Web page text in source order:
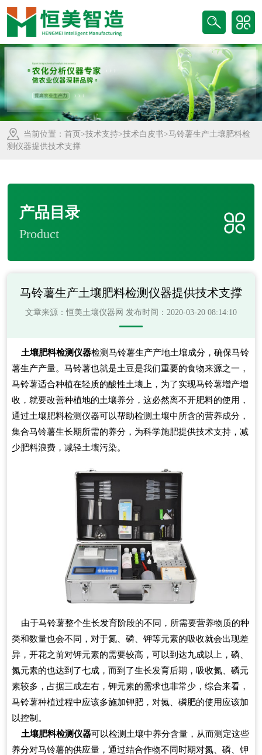
当前位置： 首页 >技术支持>技术白皮书>马铃薯生产土壤肥料检
测仪器提供技术支撑
产品目录
Product
马铃薯生产土壤肥料检测仪器提供技术支撑
文章来源：恒美土壤仪器网 发布时间：2020-03-20 08:14:10
土壤肥料检测仪器检测马铃薯生产产地土壤成分，确保马铃
薯生产产量。马铃薯也就是土豆是我们重要的食物来源之一，
马铃薯适合种植在轻质的酸性土壤上，为了实现马铃薯增产增
收，就要改善种植地的土壤养分，这必然离不开肥料的使用，
通过土壤肥料检测仪器可以帮助检测土壤中所含的营养成分，
集合马铃薯生长期所需的养分，为科学施肥提供技术支持，减
少肥料浪费，减轻土壤污染。
由于马铃薯整个生长发育阶段的不同，所需要营养物质的种
类和数量也会不同，对于氮、磷、钾等元素的吸收就会出现差
异，开花之前对钾元素的需要较高，可以到达九成以上，磷、
氮元素的也达到了七成，而到了生长发育后期，吸收氮、磷元
素较多，占据三成左右，钾元素的需求也非常少，综合来看，
马铃薯种植过程中应该多施加钾肥，对氮、磷肥的使用应该加
以控制。
土壤肥料检测仪器可以检测土壤中养分含量，从而测定这些
养分对马铃薯的供应量，通过结合作物不同时期对氮、磷、钾